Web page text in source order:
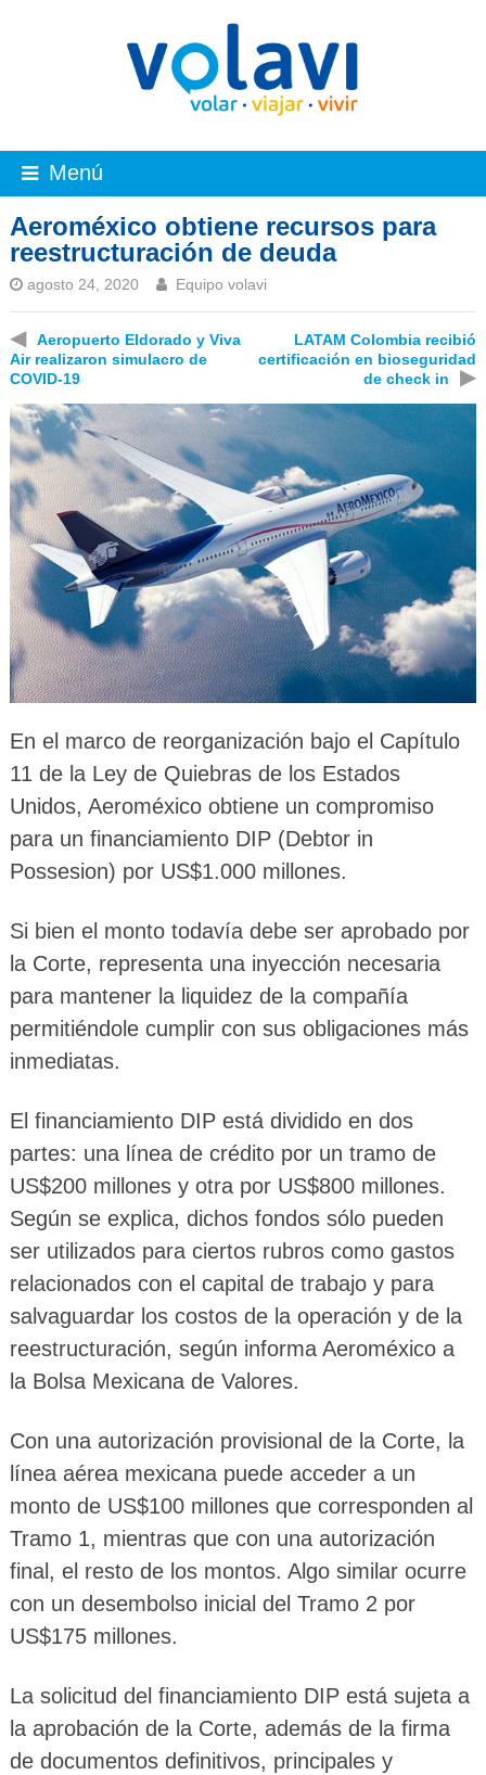
Menú
Aeroméxico obtiene recursos para
reestructuración de deuda
agosto 24, 2020 Equipo volavi
◀
Aeropuerto Eldorado y Viva
Air realizaron simulacro de
COVID-19
LATAM Colombia recibió
certificación en bioseguridad
de check in
▶
En el marco de reorganización bajo el Capítulo
11 de la Ley de Quiebras de los Estados
Unidos, Aeroméxico obtiene un compromiso
para un financiamiento DIP (Debtor in
Possesion) por US$1.000 millones.
Si bien el monto todavía debe ser aprobado por
la Corte, representa una inyección necesaria
para mantener la liquidez de la compañía
permitiéndole cumplir con sus obligaciones más
inmediatas.
El financiamiento DIP está dividido en dos
partes: una línea de crédito por un tramo de
US$200 millones y otra por US$800 millones.
Según se explica, dichos fondos sólo pueden
ser utilizados para ciertos rubros como gastos
relacionados con el capital de trabajo y para
salvaguardar los costos de la operación y de la
reestructuración, según informa Aeroméxico a
la Bolsa Mexicana de Valores.
Con una autorización provisional de la Corte, la
línea aérea mexicana puede acceder a un
monto de US$100 millones que corresponden al
Tramo 1, mientras que con una autorización
final, el resto de los montos. Algo similar ocurre
con un desembolso inicial del Tramo 2 por
US$175 millones.
La solicitud del financiamiento DIP está sujeta a
la aprobación de la Corte, además de la firma
de documentos definitivos, principales y